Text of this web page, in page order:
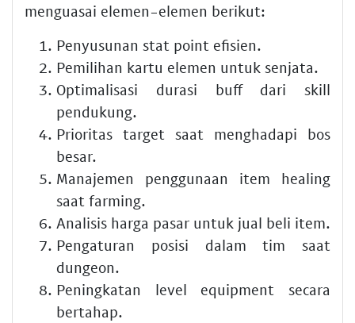
menguasai elemen-elemen berikut:
Penyusunan stat point efisien.
Pemilihan kartu elemen untuk senjata.
Optimalisasi durasi buff dari skill
pendukung.
Prioritas target saat menghadapi bos
besar.
Manajemen penggunaan item healing
saat farming.
Analisis harga pasar untuk jual beli item.
Pengaturan posisi dalam tim saat
dungeon.
Peningkatan level equipment secara
bertahap.